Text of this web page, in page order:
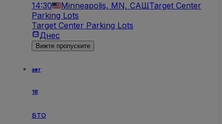
14:30 Minneapolis, MN, САЩTarget Center
Parking Lots
Target Center Parking Lots
Днес
Вижте пропуските
авг
18
вто